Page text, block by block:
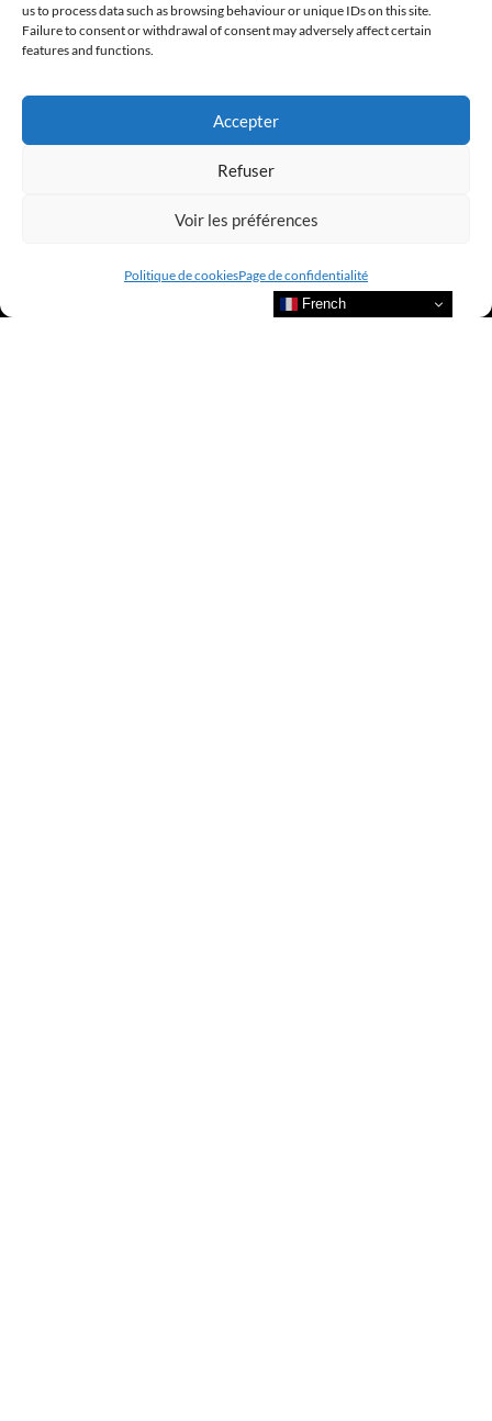
us to process data such as browsing behaviour or unique IDs on this site.
Failure to consent or withdrawal of consent may adversely affect certain
features and functions.
Accepter
Refuser
Voir les préférences
Politique de cookiesPage de confidentialité
@clubamilcar
French